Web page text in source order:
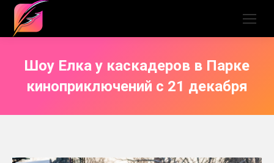
Шоу Елка у каскадеров в Парке
киноприключений с 21 декабря